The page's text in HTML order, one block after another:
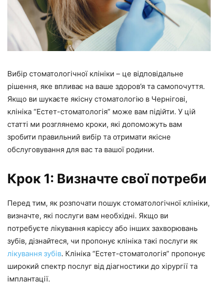
Вибір стоматологічної клініки – це відповідальне
рішення, яке впливає на ваше здоров’я та самопочуття.
Якщо ви шукаєте якісну стоматологію в Чернігові,
клініка “Естет-стоматологія” може вам підійти. У цій
статті ми розглянемо кроки, які допоможуть вам
зробити правильний вибір та отримати якісне
обслуговування для вас та вашої родини.
Крок 1: Визначте свої потреби
Перед тим, як розпочати пошук стоматологічної клініки,
визначте, які послуги вам необхідні. Якщо ви
потребуєте лікування карієсу або інших захворювань
зубів, дізнайтеся, чи пропонує клініка такі послуги як
лікування зубів. Клініка “Естет-стоматологія” пропонує
широкий спектр послуг від діагностики до хірургії та
імплантації.